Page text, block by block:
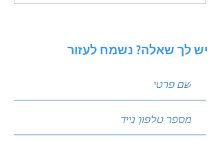
יש לך שאלה? נשמח לעזור